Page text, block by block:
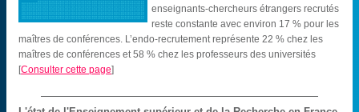
enseignants-chercheurs étrangers recrutés
reste constante avec environ 17 % pour les
maîtres de conférences. L’endo-recrutement représente 22 % chez les
maîtres de conférences et 58 % chez les professeurs des universités
[Consulter cette page]